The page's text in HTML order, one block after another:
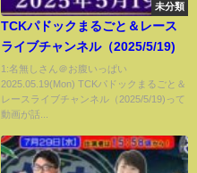
未分類
TCKパドックまるごと＆レース
ライブチャンネル（2025/5/19)
1:名無しさん＠お腹いっぱい
2025.05.19(Mon) TCKパドックまるごと＆
レースライブチャンネル（2025/5/19)って
動画が話...